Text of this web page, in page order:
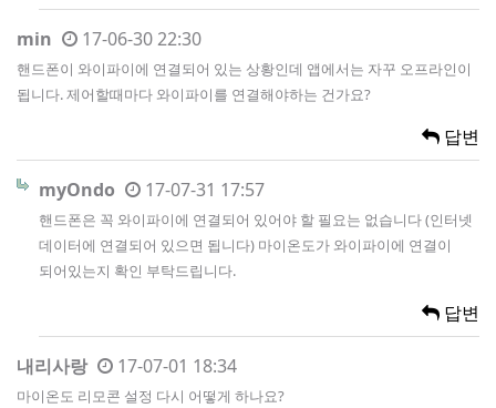
min 17-06-30 22:30
핸드폰이 와이파이에 연결되어 있는 상황인데 앱에서는 자꾸 오프라인이
됩니다. 제어할때마다 와이파이를 연결해야하는 건가요?
답변
myOndo 17-07-31 17:57
핸드폰은 꼭 와이파이에 연결되어 있어야 할 필요는 없습니다 (인터넷
데이터에 연결되어 있으면 됩니다) 마이온도가 와이파이에 연결이
되어있는지 확인 부탁드립니다.
답변
내리사랑 17-07-01 18:34
마이온도 리모콘 설정 다시 어떻게 하나요?